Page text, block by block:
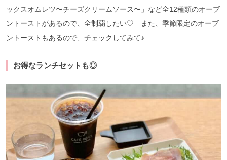
ックスオムレツ〜チーズクリームソース〜」など全12種類のオーブ
ントーストがあるので、全制覇したい♡ また、季節限定のオーブ
ントーストもあるので、チェックしてみて♪
お得なランチセットも◎